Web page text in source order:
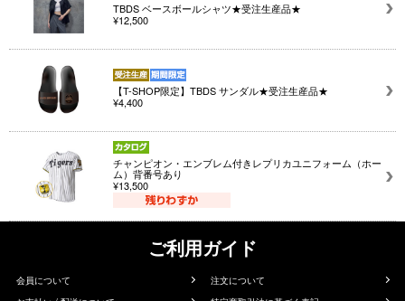
TBDS ベースボールシャツ★受注生産品★
¥12,500
【T-SHOP限定】TBDS サンダル★受注生産品★
¥4,400
チャンピオン・エンブレム付きレプリカユニフォーム（ホー
ム）背番号あり
¥13,500
ご利用ガイド
会員について
注文について